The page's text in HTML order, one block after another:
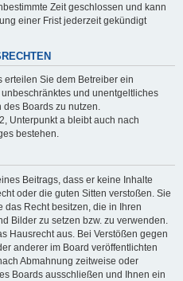
Zeit geschlossen und kann
einer Frist jederzeit gekündigt
erteilen Sie dem Betreiber ein
und unentgeltliches
des Boards zu nutzen.
Unterpunkt a bleibt auch nach
bestehen.
Beitrags, dass er keine Inhalte
oder die guten Sitten verstoßen. Sie
Recht besitzen, die in Ihren
Bilder zu setzen bzw. zu verwenden.
Hausrecht aus. Bei Verstößen gegen
anderer im Board veröffentlichten
Abmahnung zeitweise oder
Boards ausschließen und Ihnen ein